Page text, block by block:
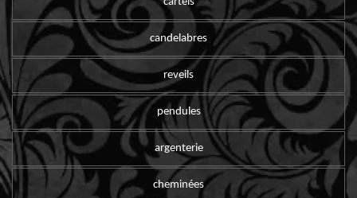
candelabres
reveils
pendules
argenterie
cheminées